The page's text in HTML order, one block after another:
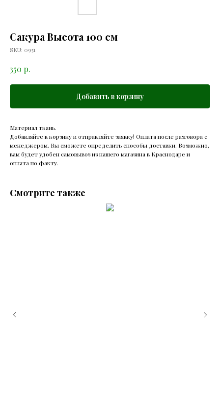
Сакура Высота 100 см
SKU: 0951
350 р.
Добавить в корзину
Материал ткань.
Добавляйте в корзину и отправляйте заявку! Оплата после разговора с
менеджером. Вы сможете определить способы доставки. Возможно,
вам будет удобен самовывоз из нашего магазина в Краснодаре и
оплата по факту.
Смотрите также